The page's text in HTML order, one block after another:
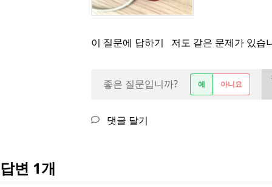
이 질문에 답하기 저도 같은 문제가 있습
좋은 질문입니까? 예 아니요
댓글 달기
답변 1개